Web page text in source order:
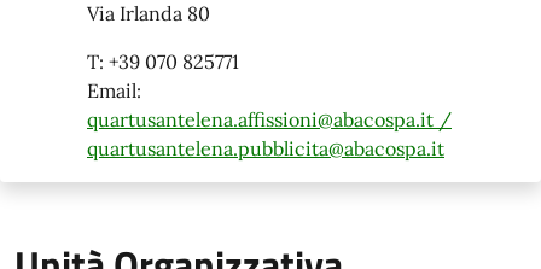
Via Irlanda 80
T: +39 070 825771
Email:
quartusantelena.affissioni@abacospa.it /
quartusantelena.pubblicita@abacospa.it